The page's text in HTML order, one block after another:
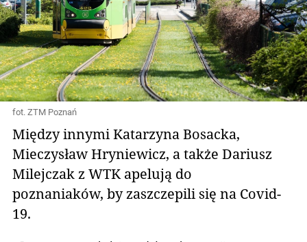
fot. ZTM Poznań
Między innymi Katarzyna Bosacka,
Mieczysław Hryniewicz, a także Dariusz
Milejczak z WTK apelują do
poznaniaków, by zaszczepili się na Covid-
19.